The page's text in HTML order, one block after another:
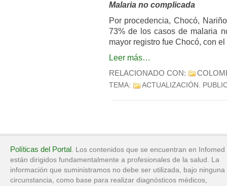
Malaria no complicada
Por procedencia, Chocó,
73% de los casos de malaria
mayor registro fue Chocó, con
Leer más…
RELACIONADO CON:
TEMA: ACTUALIZACIÓN .
Políticas del Portal. Los contenidos que se encuentran en Infomed
están dirigidos fundamentalmente a profesionales de la salud. La
información que suministramos no debe ser utilizada, bajo ninguna
circunstancia, como base para realizar diagnósticos médicos,